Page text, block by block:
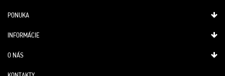
PONUKA
INFORMÁCIE
O NÁS